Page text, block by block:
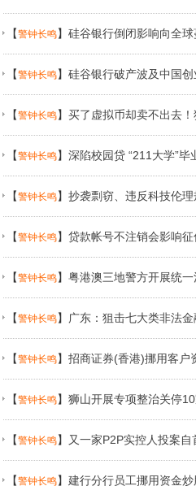
【警钟长鸣】 硅谷银行倒闭影响向全
【警钟长鸣】 硅谷银行破产波及中国
【警钟长鸣】 买了虚拟币却卖不出去！
【警钟长鸣】 深陷校园贷 “211大学”
【警钟长鸣】 抄袭剽窃、违反科技伦
【警钟长鸣】 贷款帐号不注销会影响
【警钟长鸣】 粤港澳三地警方开展统
案资产逾9300万元
【警钟长鸣】 广东：狙击七大类非法
【警钟长鸣】 招商证券(香港)挪用客户
【警钟长鸣】 狮山开展专项整治关停
【警钟长鸣】 又一家P2P实控人投案自
【警钟长鸣】 建行分行员工挪用资金